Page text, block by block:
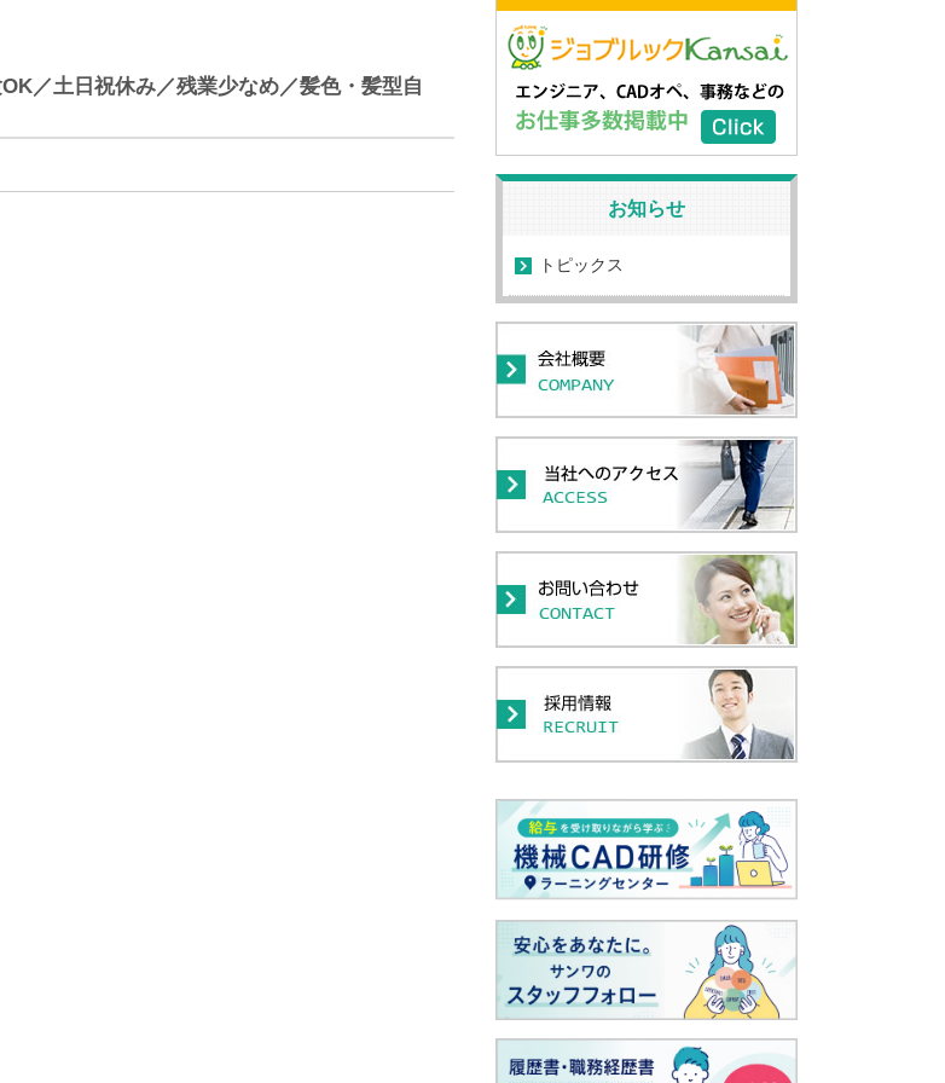
／土日祝休み／残業少なめ／髪色・髪型自
お知らせ
トピックス